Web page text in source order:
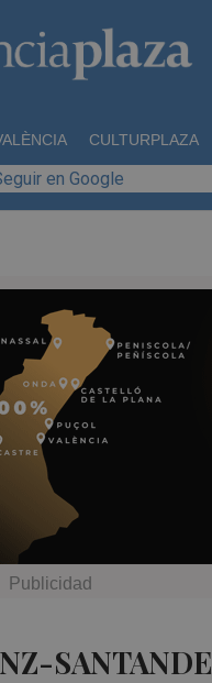
CULTURPLAZA
en Google